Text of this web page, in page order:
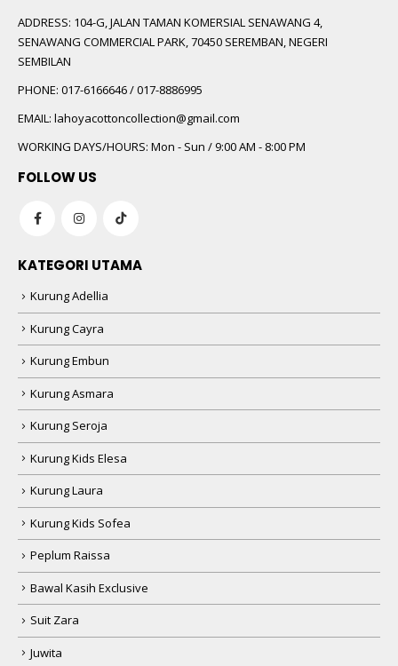
ADDRESS: 104-G, JALAN TAMAN KOMERSIAL SENAWANG 4,
SENAWANG COMMERCIAL PARK, 70450 SEREMBAN, NEGERI
SEMBILAN
PHONE: 017-6166646 / 017-8886995
EMAIL: lahoyacottoncollection@gmail.com
WORKING DAYS/HOURS: Mon - Sun / 9:00 AM - 8:00 PM
FOLLOW US
KATEGORI UTAMA
Kurung Adellia
Kurung Cayra
Kurung Embun
Kurung Asmara
Kurung Seroja
Kurung Kids Elesa
Kurung Laura
Kurung Kids Sofea
Peplum Raissa
Bawal Kasih Exclusive
Suit Zara
Juwita